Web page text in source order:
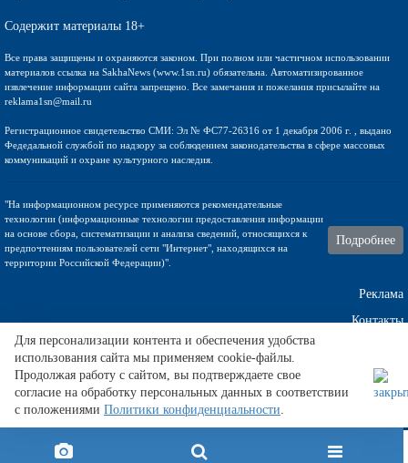
Содержит материалы 18+
Все права защищены и охраняются законом. При полном или частичном использовании
материалов ссылка на SakhaNews (www.1sn.ru) обязательна. Автоматизированное
извлечение информации сайта запрещено. Все замечания и пожелания присылайте на
reklama1sn@mail.ru
Регистрационное свидетельство СМИ: Эл № ФС77-26316 от 1 декабря 2006 г. , выдано
Федедальной службой по надзору за соблюдением законодательства в сфере массовых
коммуникаций и охране культурного наследия.
"На информационном ресурсе применяются рекомендательные
технологии (информационные технологии предоставления информации
на основе сбора, систематизации и анализа сведений, относящихся к
предпочтениям пользователей сети "Интернет", находящихся на
территории Российской Федерации)".
Подробнее
Реклама
Контакты
Техническа поддержка
Для персонализации контента и обеспечения удобства
использования сайта мы применяем cookie-файлы.
Продолжая работу с сайтом, вы подтверждаете свое
согласие на обработку персональных данных в соответствии
с положениями Политики конфиденциальности.